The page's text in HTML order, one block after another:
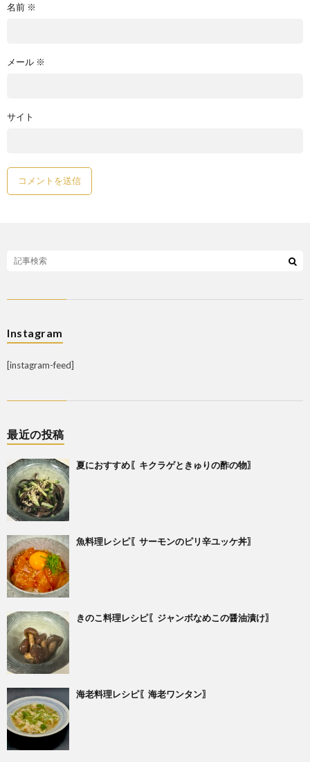
名前 ※
メール ※
サイト
Instagram
[instagram-feed]
最近の投稿
夏におすすめ〖キクラゲときゅりの酢の物〗
魚料理レシピ〖サーモンのピリ辛ユッケ丼〗
きのこ料理レシピ〖ジャンボなめこの醤油漬け〗
海老料理レシピ〖海老ワンタン〗